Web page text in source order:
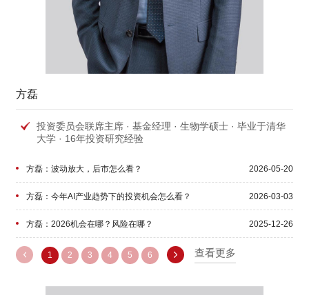
方磊
投资委员会联席主席 · 基金经理 · 生物学硕士 · 毕业于清华
大学 · 16年投资研究经验
方磊：波动放大，后市怎么看？ 2026-05-20
方磊：今年AI产业趋势下的投资机会怎么看？ 2026-03-03
方磊：2026机会在哪？风险在哪？ 2025-12-26
方磊：3800点附近，主线延续or高低切？
1 2 3 4 5 6 查看更多